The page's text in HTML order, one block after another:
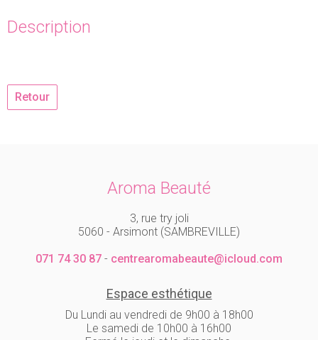
Description
Retour
Aroma Beauté
3, rue try joli
5060 - Arsimont (SAMBREVILLE)
071 74 30 87 - centrearomabeaute@icloud.com
Espace esthétique
Du Lundi au vendredi de 9h00 à 18h00
Le samedi de 10h00 à 16h00